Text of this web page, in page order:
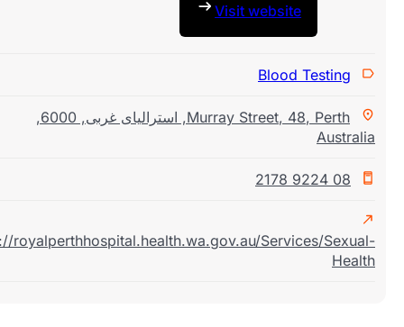
Visit website
Blood Testing
Murray Street,48, Perth
,استرالیای غربی,
6000
https://royalperthhospital.health.wa.gov.au/Services/